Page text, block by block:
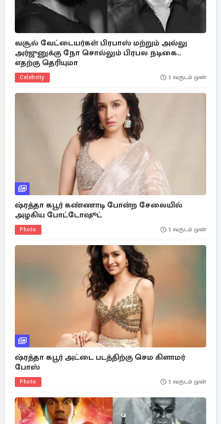
வசூல் வேட்டையர்கள் பிரபாஸ் மற்றும் அல்லு
அர்ஜுனுக்கு நோ சொல்லும் பிரபல நடிகை..
எதற்கு தெரியுமா
Celebrity 1 வருடம் முன்
ஷ்ரத்தா கபூர் கண்ணாடி போன்ற சேலையில்
அழகிய போட்டோஷூட்
Photo 1 வருடம் முன்
ஷ்ரத்தா கபூர் அட்டை படத்திற்கு செம கிளாமர்
போஸ்
Photo 1 வருடம் முன்